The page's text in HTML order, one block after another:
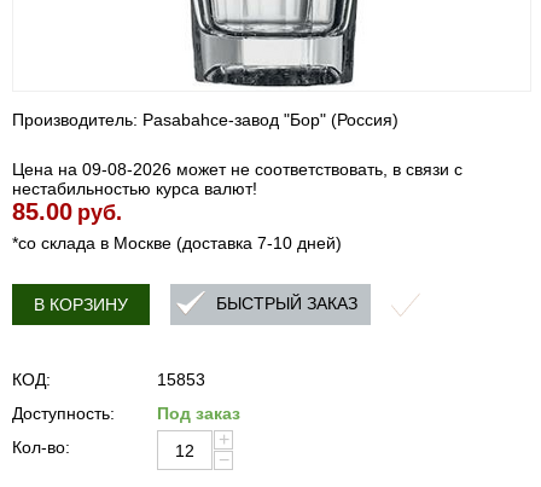
Производитель: Pasabahce-завод "Бор" (Россия)
Цена на 09-08-2026 может не соответствовать, в связи с
нестабильностью курса валют!
85.00 руб.
*со склада в Москве (доставка 7-10 дней)
В КОРЗИНУ БЫСТРЫЙ ЗАКАЗ
КОД:
15853
Доступность:
Под заказ
Кол-во:
+
−